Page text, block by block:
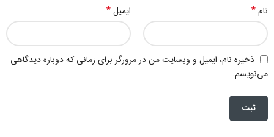
نام* ایمیل*
ذخیره نام، ایمیل و وبسایت من در مرورگر برای زمانی که دوباره دیدگاهی
می‌نویسم.